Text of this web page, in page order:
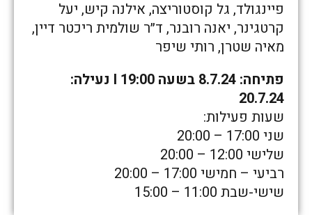
פיינגולד, גל קוסטוריצה, אילנה קיש, יעל
קרטגינר, יאנה רובנר, ד״ר שולמית ריכטר דיין,
מאיה שטרן, רותי שיפר
פתיחה: 8.7.24 בשעה 19:00 I נעילה:
20.7.24
שעות פעילות:
שני 17:00 – 20:00
שלישי 12:00 – 20:00
רביעי – חמישי 17:00 – 20:00
שישי-שבת 11:00 – 15:00